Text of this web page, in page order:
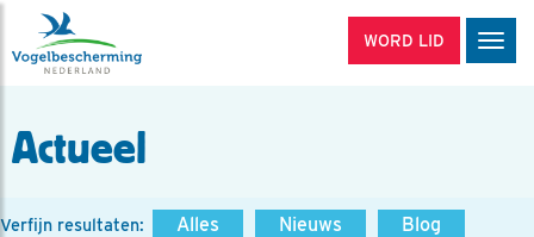
WORD LID
Actueel
Verfijn resultaten: Alles Nieuws
Blog